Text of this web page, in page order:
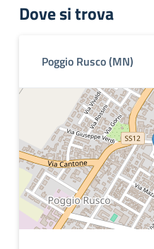
Dove si trova
Poggio Rusco (MN)